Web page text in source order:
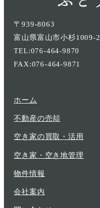
〒939-8063
富山県富山市小杉1009-2
TEL:076-464-9870
FAX:076-464-9871
ホーム
不動産の売却
空き家の買取・活用
空き家・空き地管理
物件情報
会社案内